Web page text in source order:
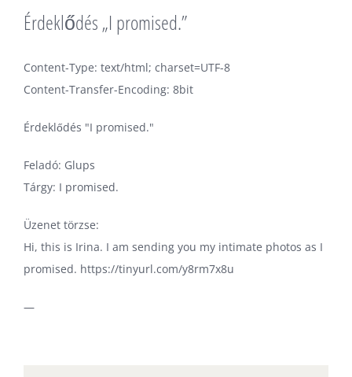
Érdeklődés „I promised.”
Content-Type: text/html; charset=UTF-8
Content-Transfer-Encoding: 8bit
Érdeklődés "I promised."
Feladó: Glups
Tárgy: I promised.
Üzenet törzse:
Hi, this is Irina. I am sending you my intimate photos as I
promised. https://tinyurl.com/y8rm7x8u
—